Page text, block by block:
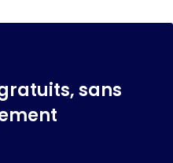
sans